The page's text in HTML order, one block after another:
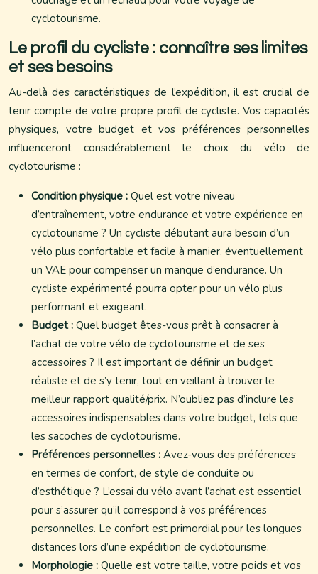
cyclotourisme.
Le profil du cycliste : connaître ses limites
et ses besoins
Au-delà des caractéristiques de l’expédition, il est crucial de
tenir compte de votre propre profil de cycliste. Vos capacités
physiques, votre budget et vos préférences personnelles
influenceront considérablement le choix du vélo de
cyclotourisme :
Condition physique : Quel est votre niveau
d’entraînement, votre endurance et votre expérience en
cyclotourisme ? Un cycliste débutant aura besoin d’un
vélo plus confortable et facile à manier, éventuellement
un VAE pour compenser un manque d’endurance. Un
cycliste expérimenté pourra opter pour un vélo plus
performant et exigeant.
Budget : Quel budget êtes-vous prêt à consacrer à
l’achat de votre vélo de cyclotourisme et de ses
accessoires ? Il est important de définir un budget
réaliste et de s’y tenir, tout en veillant à trouver le
meilleur rapport qualité/prix. N’oubliez pas d’inclure les
accessoires indispensables dans votre budget, tels que
les sacoches de cyclotourisme.
Préférences personnelles : Avez-vous des préférences
en termes de confort, de style de conduite ou
d’esthétique ? L’essai du vélo avant l’achat est essentiel
pour s’assurer qu’il correspond à vos préférences
personnelles. Le confort est primordial pour les longues
distances lors d’une expédition de cyclotourisme.
Morphologie : Quelle est votre taille, votre poids et vos